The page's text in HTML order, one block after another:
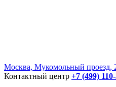
Москва, Мукомольный проезд,
Контактный центр +7 (499)